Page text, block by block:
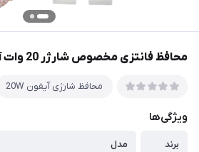
محافظ فانتزی مخصوص شارژر 20 وات آیفون طرح دونالد داک
محافظ شارژی آیفون 20W
ویژگی‌ها
برند
مدل